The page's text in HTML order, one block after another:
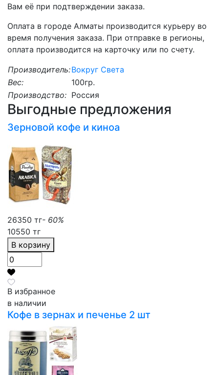
Вам её при подтверждении заказа.
Оплата в городе Алматы производится курьеру во
время получения заказа. При отправке в регионы,
оплата производится на карточку или по счету.
Производитель:Вокруг Света
Вес:
100гр.
Производство: Россия
Выгодные предложения
Зерновой кофе и киноа
26350 тг- 60%
10550 тг
В корзину
В избранное
в наличии
Кофе в зернах и печенье 2 шт